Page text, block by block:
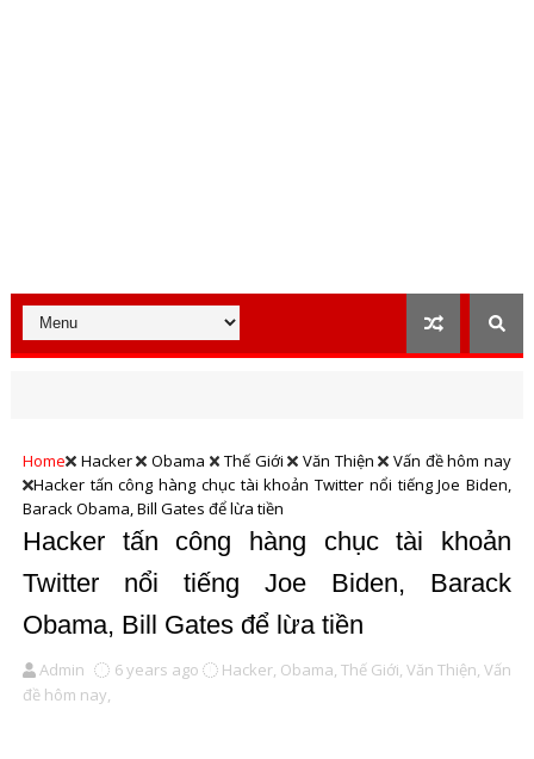
Home Hacker Obama Thế Giới Văn Thiện
Vấn đề hôm nay
Hacker tấn công hàng chục tài khoản Twitter nổi tiếng Joe Biden,
Barack Obama, Bill Gates để lừa tiền
Hacker tấn công hàng chục tài khoản
Twitter nổi tiếng Joe Biden, Barack
Obama, Bill Gates để lừa tiền
Admin 6 years ago Hacker, Obama, Thế Giới, Văn Thiện, Vấn
đề hôm nay,